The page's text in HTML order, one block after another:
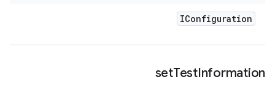
IConfiguration
setTestInformation